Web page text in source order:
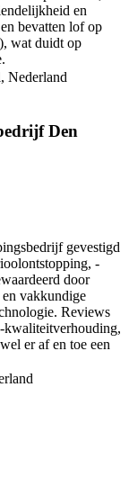
en
bevatten lof op
wat duidt op
Nederland
Den
gevestigd
-
door
en vakkundige
Reviews
kwaliteitverhouding,
er af en toe een